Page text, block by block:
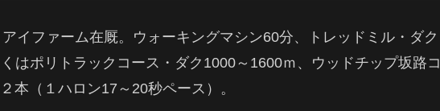
イファーム在厩。ウォーキングマシン60分、トレッドミル・ダク
はポリトラックコース・ダク1000～1600ｍ、ウッドチップ坂路コ
本（１ハロン17～20秒ペース）。